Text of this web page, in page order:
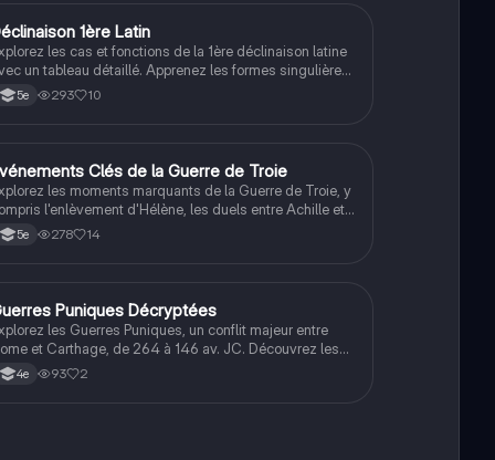
Latin 1ère Latin
les cas et fonctions de la 1ère déclinaison latine
un tableau détaillé. Apprenez les formes singulières
plurielles des noms comme 'Rosa', ainsi que leur
en tant que sujet, complément d'objet direct, et
5e 293 10
Latin Clés de la Guerre de Troie
les moments marquants de la Guerre de Troie, y
l'enlèvement d'Hélène, les duels entre Achille et
la ruse du cheval de Troie, et la chute de la ville.
résumé met en lumière les personnages principaux
5e 278 14
Latin Puniques Décryptées
les Guerres Puniques, un conflit majeur entre
et Carthage, de 264 à 146 av. JC. Découvrez les
militaires, les figures emblématiques comme
et Scipion, et l'impact de ces guerres sur
4e 93 2